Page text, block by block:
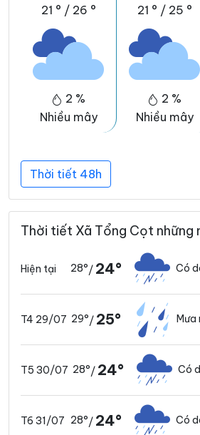
21 ° / 26 °
2 %
Nhiều mây
21 ° / 25 °
2 %
Nhiều mây
Thời tiết 48h
Thời tiết Xã Tổng Cọt những
Hiện tại 28°/ 24° Có
T4 29/07 29°/ 25° Mưa
T5 30/07 28°/ 24° Có
T6 31/07 28°/ 24° Có